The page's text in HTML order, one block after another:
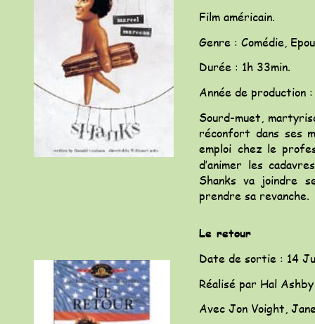
Le retour
Date de sortie : 14
Réalisé par Hal Ashby
Avec Jon Voight,
Film américain.
Genre : Comédie,
Durée : 1h 33min.
Année de production
Sourd-muet,
réconfort dans ses
emploi chez le
d’animer les cadavres
Shanks va joindre
prendre sa revanche.